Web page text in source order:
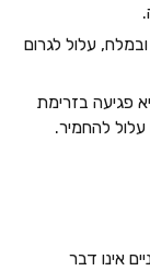
עלול לגרום
פגיעה בזרימת
להחמיר.
אינו דבר